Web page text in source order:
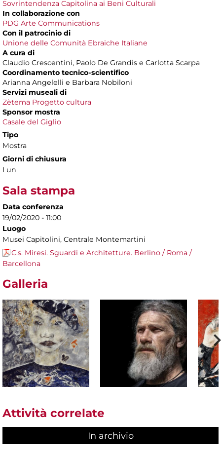
Sovrintendenza Capitolina ai Beni Culturali
In collaborazione con
PDG Arte Communications
Con il patrocinio di
Unione delle Comunità Ebraiche Italiane
A cura di
Claudio Crescentini, Paolo De Grandis e Carlotta Scarpa
Coordinamento tecnico-scientifico
Arianna Angelelli e Barbara Nobiloni
Servizi museali di
Zètema Progetto cultura
Sponsor mostra
Casale del Giglio
Tipo
Mostra
Giorni di chiusura
Lun
Sala stampa
Data conferenza
19/02/2020 - 11:00
Luogo
Musei Capitolini, Centrale Montemartini
C.s. Miresi. Sguardi e Architetture. Berlino / Roma /
Barcellona
Galleria
Attività correlate
In archivio